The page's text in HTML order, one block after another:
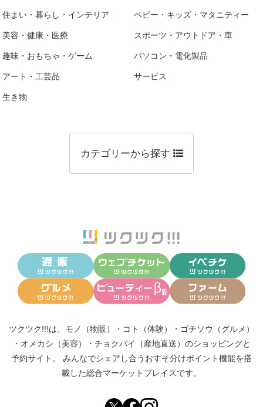
住まい・暮らし・インテリア ベビー・キッズ・マタニティー
美容・健康・医療 スポーツ・アウトドア・車
趣味・おもちゃ・ゲーム パソコン・電化製品
アート・工芸品 サービス
生き物
カテゴリーから探す
ツクツク!!!は、 モノ（物販） ・ コト（体験） ・ ゴチソウ（グルメ）
・ オメカシ（美容） ・ チョクバイ（産地直送） のショッピングと
予約サイト。
みんなでシェアし合う おすそ分けポイント機能を搭
載した総合マーケットプレイスです。